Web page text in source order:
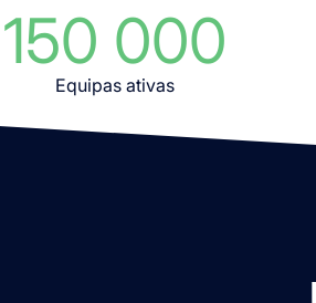
150 000
Equipas ativas